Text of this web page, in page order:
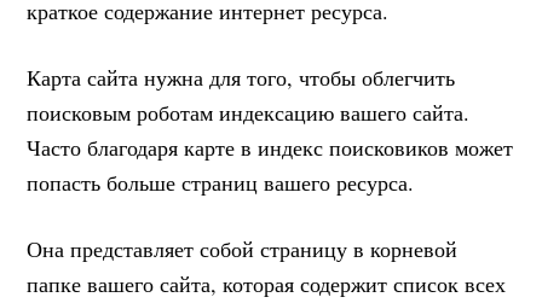
краткое содержание интернет ресурса.
Карта сайта нужна для того, чтобы облегчить
поисковым роботам индексацию вашего сайта.
Часто благодаря карте в индекс поисковиков может
попасть больше страниц вашего ресурса.
Она представляет собой страницу в корневой
папке вашего сайта, которая содержит список всех